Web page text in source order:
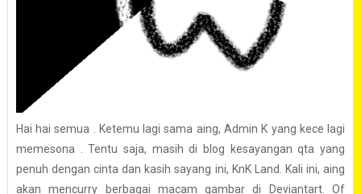
Hai hai semua . Ketemu lagi sama aing, Admin K yang kece lagi
memesona . Tentu saja, masih di blog kesayangan qta yang
penuh dengan cinta dan kasih sayang ini, KnK Land. Kali ini, aing
akan mencurry berbagai macam gambar di Deviantart. Of